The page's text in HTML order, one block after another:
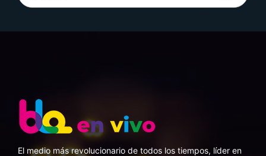
El medio más revolucionario de todos los tiempos, líder en